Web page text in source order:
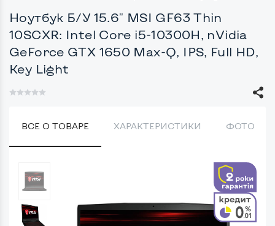
Ноутбук Б/У 15.6" MSI GF63 Thin
10SCXR: Intel Core i5-10300H, nVidia
GeForce GTX 1650 Max-Q, IPS, Full HD,
Key Light
ВСЕ О ТОВАРЕ ХАРАКТЕРИСТИКИ ФОТО